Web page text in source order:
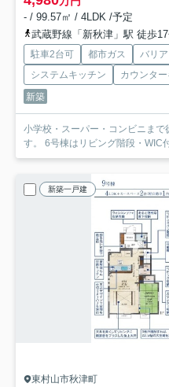
- / 99.57㎡ / 4LDK /予定
武蔵野線「新秋津」駅 徒歩
駐車2台可 都市ガス バリ
システムキッチン
カウンタ
新築
小学校・スーパー・コンビニま
す。 6号棟はリビング階段・
新築一戸建
東村山市秋津町